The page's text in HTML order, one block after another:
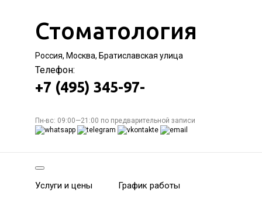
Стоматология
Россия, Москва, Братиславская улица
Телефон:
+7 (495) 345-97-
Пн-вс: 09:00—21:00 по предварительной записи
Услуги и цены График работы